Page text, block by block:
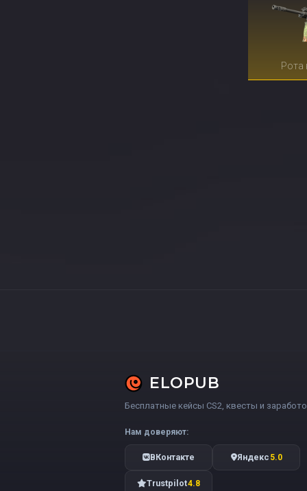
Рота
ELOPUB
Бесплатные кейсы CS2, квесты и
Нам доверяют:
ВКонтакте Яндекс 5.0
Trustpilot4.8